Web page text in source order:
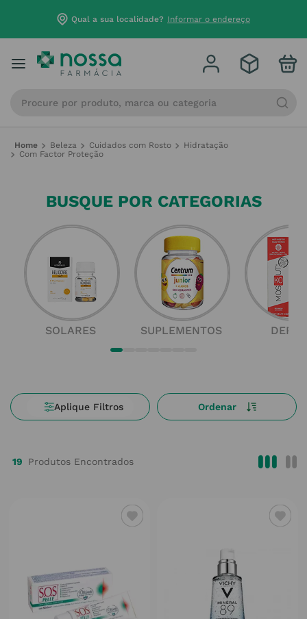
Qual a sua localidade? Informar o endereço
Beleza Cuidados com Rosto
Hidratação
Com Factor Proteção
BUSQUE POR CATEGORIAS
SOLARES SUPLEMENTOS
19